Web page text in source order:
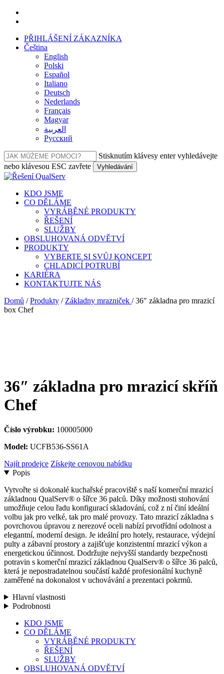
Přeskočit
obsah
PŘIHLÁŠENÍ ZÁKAZNÍKA
Čeština
English
Polski
Español
Italiano
Deutsch
Nederlands
Français
Magyar
العربية‏
Русский
Stisknutím klávesy enter vyhledávejte
nebo klávesou ESC zavřete
Vyhledávání
Zavřít
NabídkaKDO JSME
CO DĚLÁME
VYRÁBĚNÉ PRODUKTY
ŘEŠENÍ
SLUŽBY
OBSLUHOVANÁ ODVĚTVÍ
PRODUKTY
VYBERTE SI SVŮJ KONCEPT
CHLADICÍ POTRUBÍ
KARIÉRA
KONTAKTUJTE NÁS
Domů / Produkty / Základny mrazniček / 36″ základna pro mrazicí
box Chef
36″ základna pro mrazicí skříň
Chef
Číslo výrobku: 100005000
Model: UCFB536-SS61A
Najít prodejce Získejte cenovou nabídku
Popis
Vytvořte si dokonalé kuchařské pracoviště s naší komerční mrazicí
základnou QualServ® o šířce 36 palců. Díky možnosti stohování
umožňuje celou řadu konfigurací skladování, což z ní činí ideální
volbu jak pro velké, tak pro malé provozy. Tato mrazicí základna s
povrchovou úpravou z nerezové oceli nabízí prvotřídní odolnost a
elegantní, moderní design. Je ideální pro hotely, restaurace, výdejní
pulty a zábavní prostory a zajišťuje konzistentní mrazicí výkon a
energetickou účinnost. Dodržujte nejvyšší standardy bezpečnosti
potravin s komerční mrazicí základnou QualServ® o šířce 36 palců,
která je nepostradatelnou součástí každé profesionální kuchyně
zaměřené na dokonalost v uchovávání a prezentaci pokrmů.
Hlavní vlastnosti
Podrobnosti
Zavřít
nabídku
KDO JSME
CO DĚLÁME
VYRÁBĚNÉ PRODUKTY
ŘEŠENÍ
SLUŽBY
OBSLUHOVANÁ ODVĚTVÍ